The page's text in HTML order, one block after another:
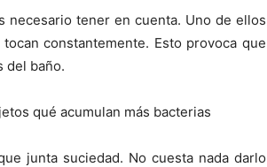
necesario tener en cuenta. Uno de ellos
constantemente. Esto provoca que
del baño.
qué acumulan más bacterias
junta suciedad. No cuesta nada darlo